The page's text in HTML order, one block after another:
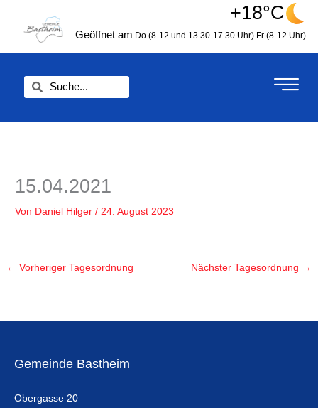
springen
+18°C
Geöffnet am Do (8-12 und 13.30-17.30 Uhr) Fr (8-12 Uhr)
15.04.2021
Von Daniel Hilger/ 24. August 2023
← Vorheriger Tagesordnung Nächster Tagesordnung →
Gemeinde Bastheim
Obergasse 20